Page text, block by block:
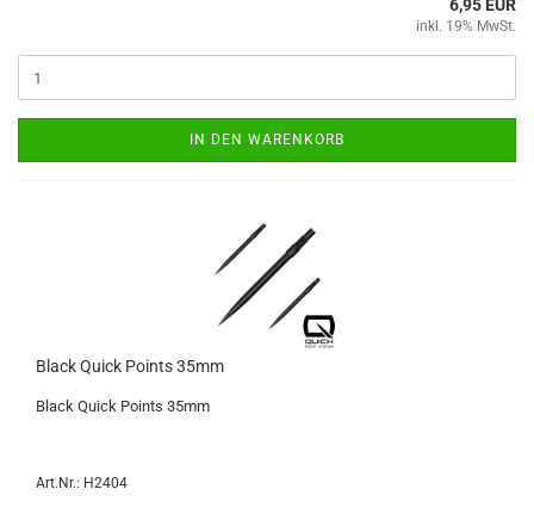
6,95 EUR
inkl. 19% MwSt.
IN DEN WARENKORB
Black Quick Points 35mm
Black Quick Points 35mm
Art.Nr.: H2404